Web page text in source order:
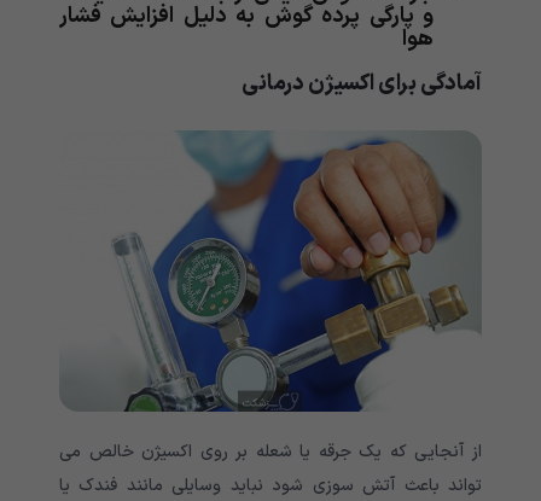
و پارگی پرده گوش به دلیل افزایش فشار
هوا
آمادگی برای اکسیژن درمانی
از آنجایی که یک جرقه یا شعله بر روی اکسیژن خالص می
تواند باعث آتش سوزی شود نباید وسایلی مانند فندک یا